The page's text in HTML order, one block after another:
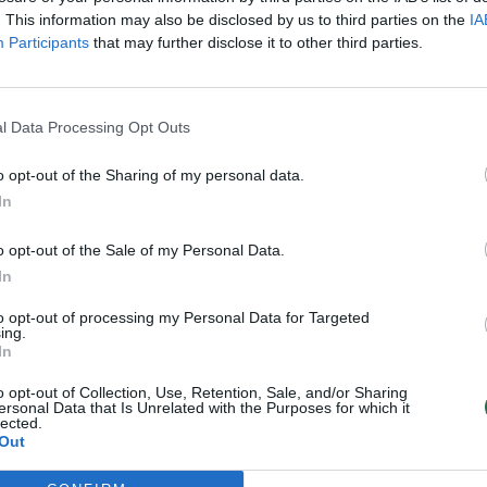
This information may also be disclosed by us to third parties on the
Participants that may further disclose it to other third parties.
Data Processing Opt Outs
opt-out of the Sharing of my personal data.
opt-out of the Sale of my Personal Data.
opt-out of processing my Personal Data for Targeted
opt-out of Collection, Use, Retention, Sale, and/or Sharing
Data that Is Unrelated with the Purposes for which it
18:26, 19:27) buvo sutriuškinta lygos
3).
mače per 24 minutes įmetė 11 taškų
ir atliko 3 rezultatyvius perdavimus.
pelnęs Jordonas Crawfordas.